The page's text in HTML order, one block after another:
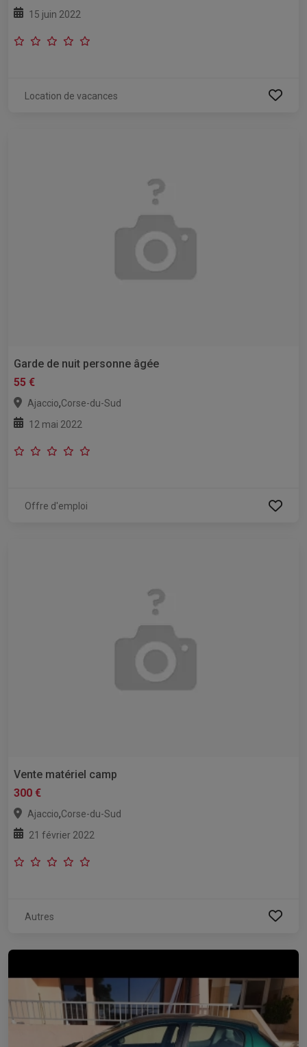
15 juin 2022
Location de vacances
Garde de nuit personne âgée
55 €
Ajaccio,Corse-du-Sud
12 mai 2022
Offre d'emploi
Vente matériel camp
300 €
Ajaccio,Corse-du-Sud
21 février 2022
Autres